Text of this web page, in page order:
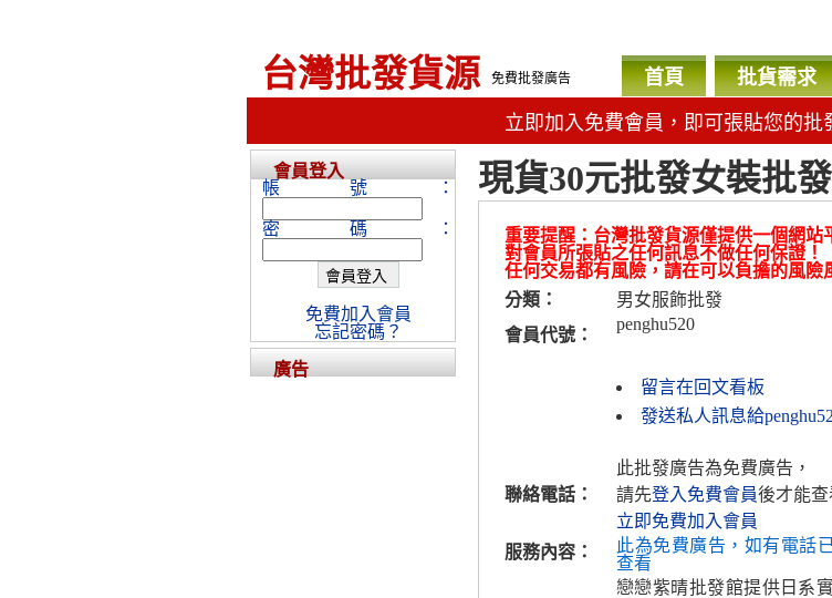
台灣批發貨源 免費批發廣告 首頁 批貨需求
立即加入免費會員，即可張貼您的批
現貨30元批發女裝批
重要提醒：台灣批發貨源僅提供一個網站
對會員所張貼之任何訊息不做任何保證！
任何交易都有風險，請在可以負擔的風險
分類：
男女服飾批發
會員代號：
penghu520
留言在回文看板
發送私人訊息給
聯絡電話：
此批發廣告為免費廣告，
請先登入免費會員後才能查
立即免費加入會員
服務內容：
此為免費廣告，如有電話
查看
戀戀紫晴批發館提供日系
會員登入
帳號：
密碼：
免費加入會員
忘記密碼？
廣告